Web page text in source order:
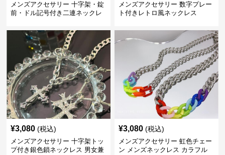
メンズアクセサリー 十字架・錠
前・ドル記号付き二連ネックレ
メンズアクセサリー 数字プレー
ト付きレトロ風ネックレス
¥3,080 (税込)
メンズアクセサリー 十字架トッ
プ付き銀色鎖ネックレス 男女兼
¥3,080 (税込)
メンズアクセサリー 虹色チェー
ン メンズネックレス カラフル